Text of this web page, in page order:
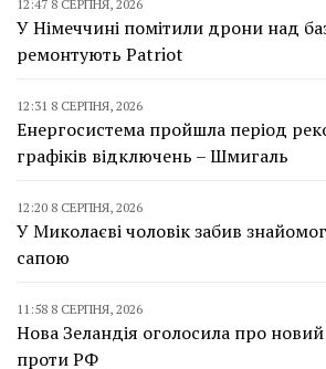
12:47 8 СЕРПНЯ, 2026
У Німеччині помітили дрони над
ремонтують Patriot
12:31 8 СЕРПНЯ, 2026
Енергосистема пройшла період
графіків відключень – Шмигаль
12:20 8 СЕРПНЯ, 2026
У Миколаєві чоловік забив
сапою
11:58 8 СЕРПНЯ, 2026
Нова Зеландія оголосила про новий
проти РФ